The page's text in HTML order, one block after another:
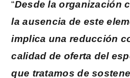
“Desde la organización
la ausencia de este
implica una reducción
calidad de oferta del
que tratamos de